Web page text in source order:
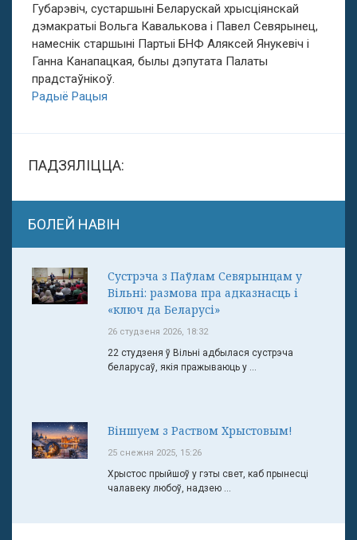
Губарэвіч, сустаршыні Беларускай хрысціянскай
дэмакратыі Вольга Кавалькова і Павел Севярынец,
намеснік старшыні Партыі БНФ Аляксей Янукевіч і
Ганна Канапацкая, былы дэпутата Палаты
прадстаўнікоў.
Радыё Рацыя
ПАДЗЯЛІЦЦА:
БОЛЕЙ НАВІН
Сустрэча з Паўлам Севярынцам у
Вільні: размова пра адказнасць і
«ключ да Беларусі»
26 студзеня 2026, 18:32
22 студзеня ў Вільні адбылася сустрэча
беларусаў, якія пражываюць у ...
Віншуем з Раством Хрыстовым!
25 снежня 2025, 15:26
Хрыстос прыйшоў у гэты свет, каб прынесці
чалавеку любоў, надзею ...